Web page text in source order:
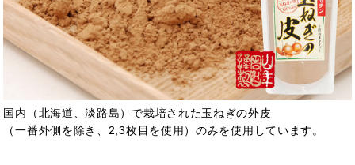
国内（北海道、淡路島）で栽培された玉ねぎの外皮
（一番外側を除き、2,3枚目を使用）のみを使用しています。